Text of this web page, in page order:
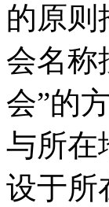
的原则
会名称
会”的
与所在
设于所